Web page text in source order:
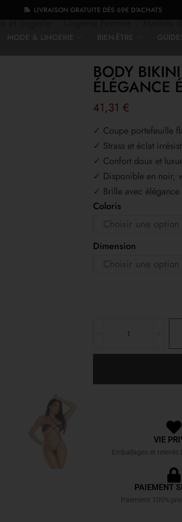
LIVRAISON GRATUITE DÈS 69€ D'ACHATS
MODE & LINGERIE BIEN-ÊTRE
BODY
ÉLÉGANCE
41,31 €
✓ Coupe portefeuille
✓ Strass et éclat
✓ Confort doux et
✓ Disponible en noir,
✓ Brille avec élégance
Coloris
Dimension
VIE
Emballages et
PAIEMENT
Paiement 100%